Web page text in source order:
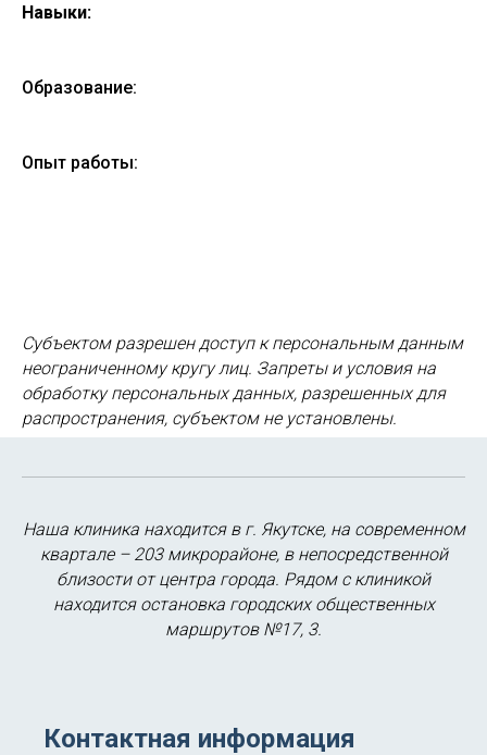
Навыки:
Образование:
Опыт работы:
Субъектом разрешен доступ к персональным данным
неограниченному кругу лиц. Запреты и условия на
обработку персональных данных, разрешенных для
распространения, субъектом не установлены.
Наша клиника находится в г. Якутске, на современном
квартале – 203 микрорайоне, в непосредственной
близости от центра города. Рядом с клиникой
находится остановка городских общественных
маршрутов №17, 3.
Контактная информация